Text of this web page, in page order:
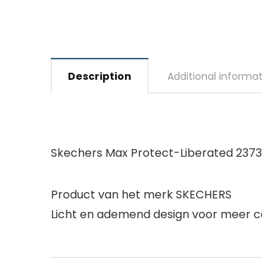
Description Additional
Skechers Max Protect-Liberated
Product van het merk SKECHERS
Licht en ademend design voor meer